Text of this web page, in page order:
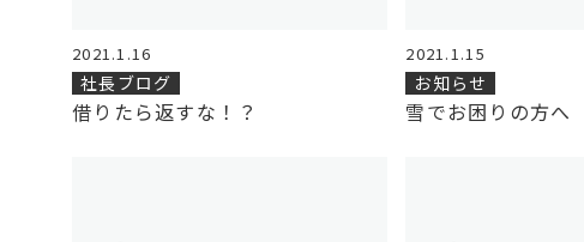
2021.1.16
社長ブログ
借りたら返すな！？
2021.1.15
お知らせ
雪でお困りの方へ